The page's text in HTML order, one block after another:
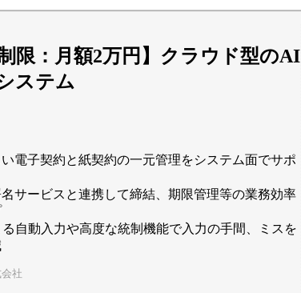
限：月額2万円】クラウド型のAI
ステム
電子契約と紙契約の一元管理をシステム面でサポ
サービスと連携して締結、期限管理等の業務効率
自動入力や高度な統制機能で入力の手間、ミスを
社